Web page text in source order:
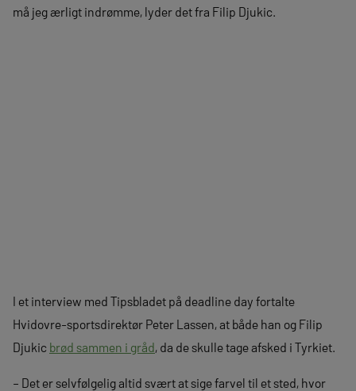
må jeg ærligt indrømme, lyder det fra Filip Djukic.
I et interview med Tipsbladet på deadline day fortalte
Hvidovre-sportsdirektør Peter Lassen, at både han og Filip
Djukic brød sammen i gråd, da de skulle tage afsked i Tyrkiet.
– Det er selvfølgelig altid svært at sige farvel til et sted, hvor